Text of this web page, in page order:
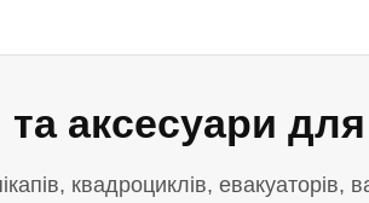
аксесуари
квадроциклів, евакуаторів,